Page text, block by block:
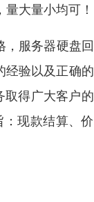
大量小均可！
，服务器硬盘
经验以及正确
取得广大客户
现款结算、